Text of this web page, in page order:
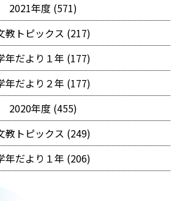
2021年度 (571)
教トピックス (217)
年だより１年 (177)
年だより２年 (177)
2020年度 (455)
教トピックス (249)
年だより１年 (206)